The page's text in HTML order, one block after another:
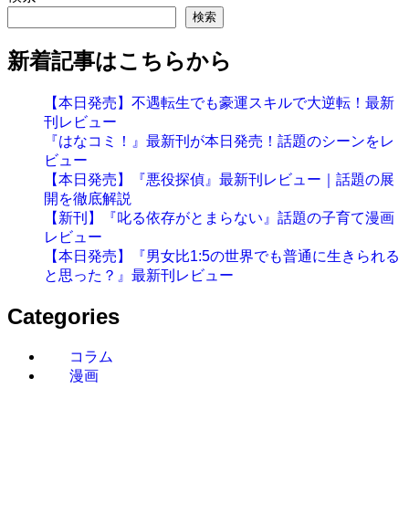
検索
新着記事はこちらから
【本日発売】不遇転生でも豪運スキルで大逆転！最新
刊レビュー
『はなコミ！』最新刊が本日発売！話題のシーンをレ
ビュー
【本日発売】『悪役探偵』最新刊レビュー｜話題の展
開を徹底解説
【新刊】『叱る依存がとまらない』話題の子育て漫画
レビュー
【本日発売】『男女比1:5の世界でも普通に生きられる
と思った？』最新刊レビュー
Categories
コラム
漫画